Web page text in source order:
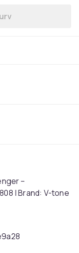
V-TONE CJ
–
| Brand: V-tone